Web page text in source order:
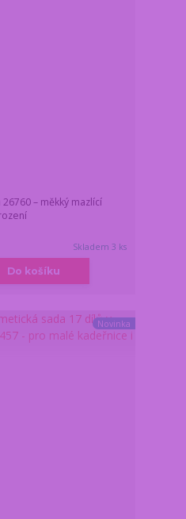
– měkký mazlící
Skladem 3 ks
Do košíku
Novinka